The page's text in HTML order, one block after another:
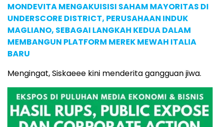
MONDEVITA MENGAKUISISI SAHAM MAYORITAS DI
UNDERSCORE DISTRICT, PERUSAHAAN INDUK
MAGLIANO, SEBAGAI LANGKAH KEDUA DALAM
MEMBANGUN PLATFORM MEREK MEWAH ITALIA
BARU
Mengingat, Siskaeee kini menderita gangguan jiwa.